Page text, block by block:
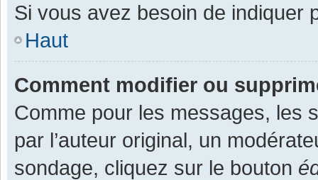
Si vous avez besoin de indiquer
Haut
Comment modifier ou
Comme pour les messages, les
par l’auteur original, un
sondage, cliquez sur le bouton